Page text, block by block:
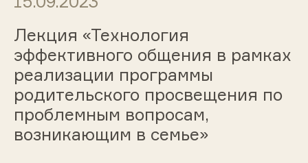
Лекция «Технология
эффективного общения в рамках
реализации программы
родительского просвещения по
проблемным вопросам,
возникающим в семье»